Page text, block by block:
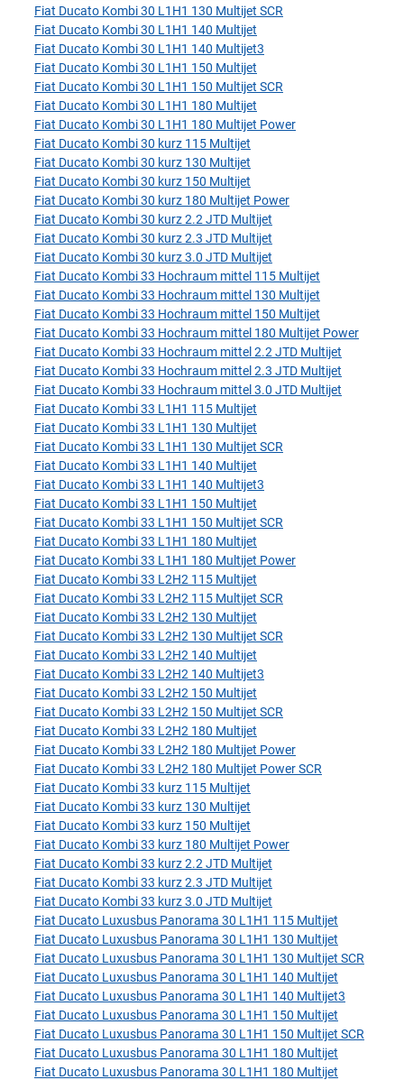
Fiat Ducato Kombi 30 L1H1 130 Multijet SCR
Fiat Ducato Kombi 30 L1H1 140 Multijet
Fiat Ducato Kombi 30 L1H1 140 Multijet3
Fiat Ducato Kombi 30 L1H1 150 Multijet
Fiat Ducato Kombi 30 L1H1 150 Multijet SCR
Fiat Ducato Kombi 30 L1H1 180 Multijet
Fiat Ducato Kombi 30 L1H1 180 Multijet Power
Fiat Ducato Kombi 30 kurz 115 Multijet
Fiat Ducato Kombi 30 kurz 130 Multijet
Fiat Ducato Kombi 30 kurz 150 Multijet
Fiat Ducato Kombi 30 kurz 180 Multijet Power
Fiat Ducato Kombi 30 kurz 2.2 JTD Multijet
Fiat Ducato Kombi 30 kurz 2.3 JTD Multijet
Fiat Ducato Kombi 30 kurz 3.0 JTD Multijet
Fiat Ducato Kombi 33 Hochraum mittel 115 Multijet
Fiat Ducato Kombi 33 Hochraum mittel 130 Multijet
Fiat Ducato Kombi 33 Hochraum mittel 150 Multijet
Fiat Ducato Kombi 33 Hochraum mittel 180 Multijet Power
Fiat Ducato Kombi 33 Hochraum mittel 2.2 JTD Multijet
Fiat Ducato Kombi 33 Hochraum mittel 2.3 JTD Multijet
Fiat Ducato Kombi 33 Hochraum mittel 3.0 JTD Multijet
Fiat Ducato Kombi 33 L1H1 115 Multijet
Fiat Ducato Kombi 33 L1H1 130 Multijet
Fiat Ducato Kombi 33 L1H1 130 Multijet SCR
Fiat Ducato Kombi 33 L1H1 140 Multijet
Fiat Ducato Kombi 33 L1H1 140 Multijet3
Fiat Ducato Kombi 33 L1H1 150 Multijet
Fiat Ducato Kombi 33 L1H1 150 Multijet SCR
Fiat Ducato Kombi 33 L1H1 180 Multijet
Fiat Ducato Kombi 33 L1H1 180 Multijet Power
Fiat Ducato Kombi 33 L2H2 115 Multijet
Fiat Ducato Kombi 33 L2H2 115 Multijet SCR
Fiat Ducato Kombi 33 L2H2 130 Multijet
Fiat Ducato Kombi 33 L2H2 130 Multijet SCR
Fiat Ducato Kombi 33 L2H2 140 Multijet
Fiat Ducato Kombi 33 L2H2 140 Multijet3
Fiat Ducato Kombi 33 L2H2 150 Multijet
Fiat Ducato Kombi 33 L2H2 150 Multijet SCR
Fiat Ducato Kombi 33 L2H2 180 Multijet
Fiat Ducato Kombi 33 L2H2 180 Multijet Power
Fiat Ducato Kombi 33 L2H2 180 Multijet Power SCR
Fiat Ducato Kombi 33 kurz 115 Multijet
Fiat Ducato Kombi 33 kurz 130 Multijet
Fiat Ducato Kombi 33 kurz 150 Multijet
Fiat Ducato Kombi 33 kurz 180 Multijet Power
Fiat Ducato Kombi 33 kurz 2.2 JTD Multijet
Fiat Ducato Kombi 33 kurz 2.3 JTD Multijet
Fiat Ducato Kombi 33 kurz 3.0 JTD Multijet
Fiat Ducato Luxusbus Panorama 30 L1H1 115 Multijet
Fiat Ducato Luxusbus Panorama 30 L1H1 130 Multijet
Fiat Ducato Luxusbus Panorama 30 L1H1 130 Multijet SCR
Fiat Ducato Luxusbus Panorama 30 L1H1 140 Multijet
Fiat Ducato Luxusbus Panorama 30 L1H1 140 Multijet3
Fiat Ducato Luxusbus Panorama 30 L1H1 150 Multijet
Fiat Ducato Luxusbus Panorama 30 L1H1 150 Multijet SCR
Fiat Ducato Luxusbus Panorama 30 L1H1 180 Multijet
Fiat Ducato Luxusbus Panorama 30 L1H1 180 Multijet